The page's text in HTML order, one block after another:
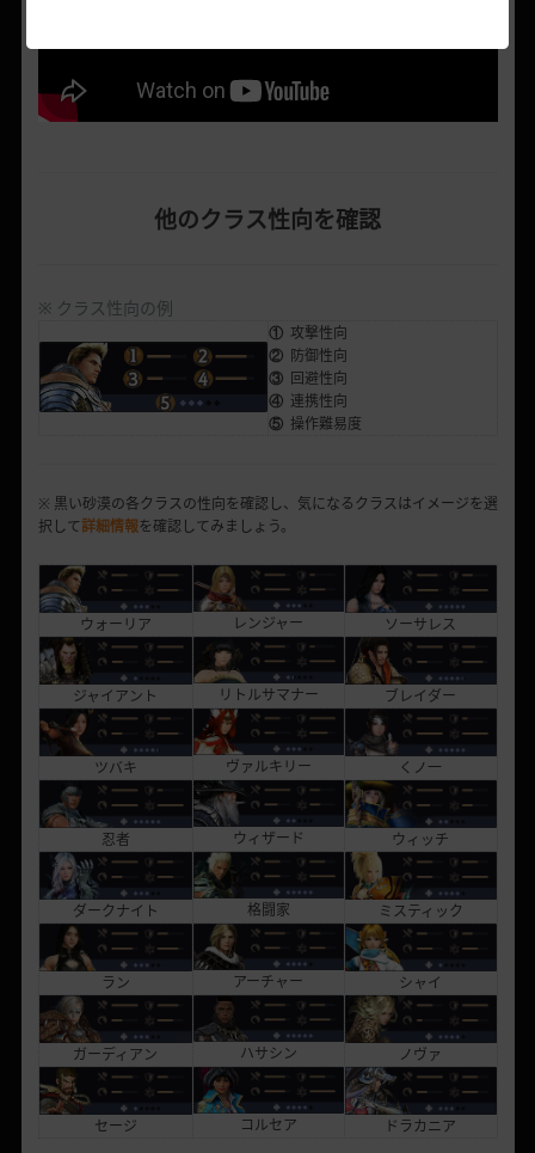
他のクラス性向を確認
※ クラス性向の例
① 攻撃性向
②防御性向
③回避性向
④連携性向
⑤操作難易度
※ 黒い砂漠の各クラスの性向を確認し、気になるクラスはイメージを選
択して詳細情報を確認してみましょう。
ウォーリア レンジャー ソーサレス
ジャイアント リトルサマナー ブレイダー
ツバキ ヴァルキリー くノ一
忍者 ウィザード ウィッチ
ダークナイト 格闘家 ミスティック
ラン アーチャー シャイ
ガーディアン ハサシン ノヴァ
セージ コルセア ドラカニア